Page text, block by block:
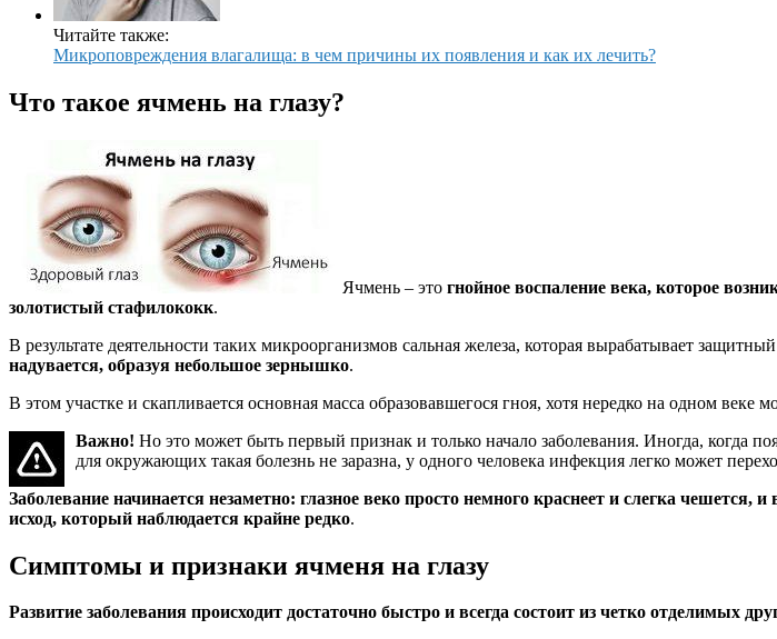
Читайте также:
Микроповреждения влагалища: в чем причины их появления и как их лечить?
Что такое ячмень на глазу?
Ячмень – это гнойное воспаление века, которое
золотистый стафилококк.
В результате деятельности таких микроорганизмов сальная железа, которая вырабатывает
надувается, образуя небольшое зернышко.
В этом участке и скапливается основная масса образовавшегося гноя, хотя нередко на одном веке
Важно! Но это может быть первый признак и только начало заболевания. Иногда, когда
для окружающих такая болезнь не заразна, у одного человека инфекция легко может
Заболевание начинается незаметно: глазное веко просто немного краснеет и слегка
исход, который наблюдается крайне редко.
Симптомы и признаки ячменя на глазу
Развитие заболевания происходит достаточно быстро и всегда состоит из четко отделимых